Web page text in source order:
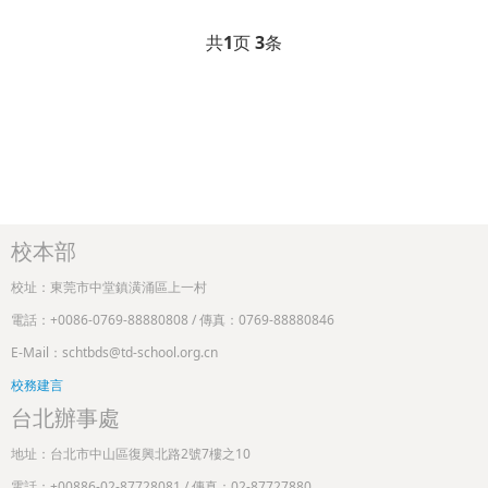
共1页3条
校本部
校址：東莞市中堂鎮潢涌區上一村
電話：+0086-0769-88880808 / 傳真：0769-88880846
E-Mail：schtbds@td-school.org.cn
校務建言
台北辦事處
地址：台北市中山區復興北路2號7樓之10